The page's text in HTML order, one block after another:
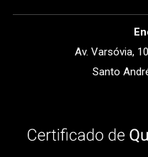
Av. Varsóvia,
Santo